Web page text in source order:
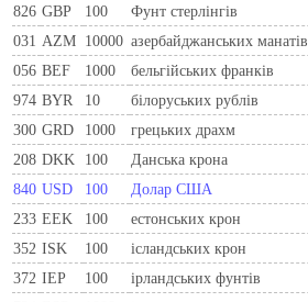
826 GBP 100 Фунт стерлінгів
031 AZM 10000 азербайджанських манатів
056 BEF 1000 бельгiйських франкiв
974 BYR 10 білоруських рублів
300 GRD 1000 грецьких драхм
208 DKK 100 Данська крона
840 USD 100 Долар США
233 EEK 100 естонських крон
352 ISK 100 ісландських крон
372 IEP 100 iрландських фунтiв